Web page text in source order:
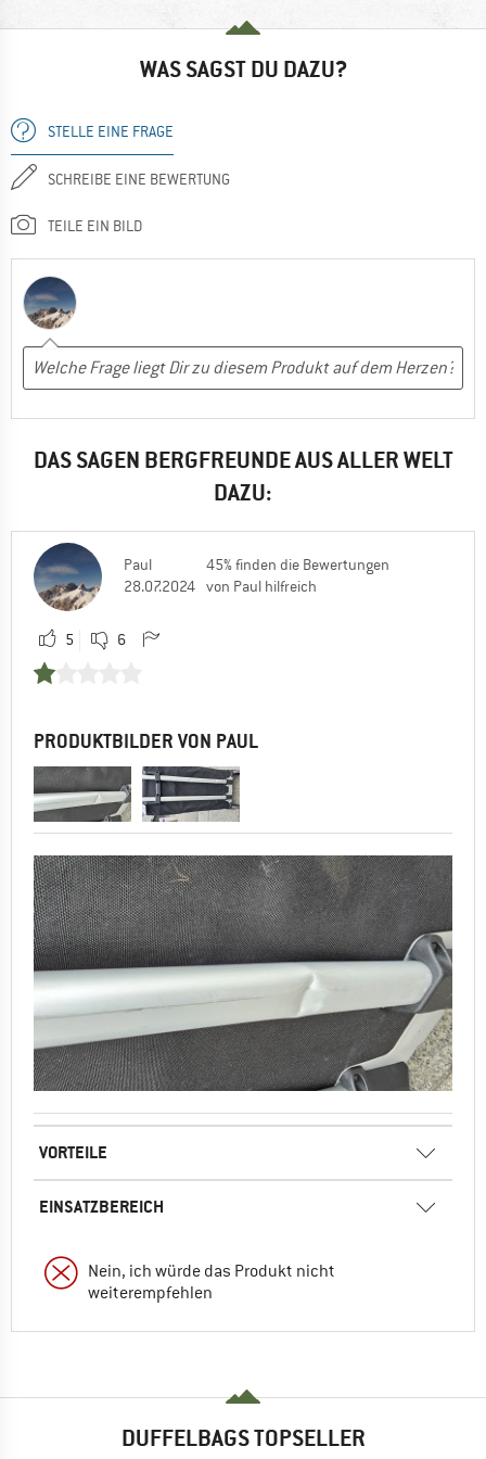
WAS SAGST DU DAZU?
STELLE EINE FRAGE
SCHREIBE EINE BEWERTUNG
TEILE EIN BILD
DAS SAGEN BERGFREUNDE AUS ALLER WELT
DAZU:
Paul
28.07.2024
45% finden die Bewertungen
von Paul hilfreich
5 6
PRODUKTBILDER VON PAUL
VORTEILE
EINSATZBEREICH
Nein, ich würde das Produkt nicht
weiterempfehlen
DUFFELBAGS TOPSELLER